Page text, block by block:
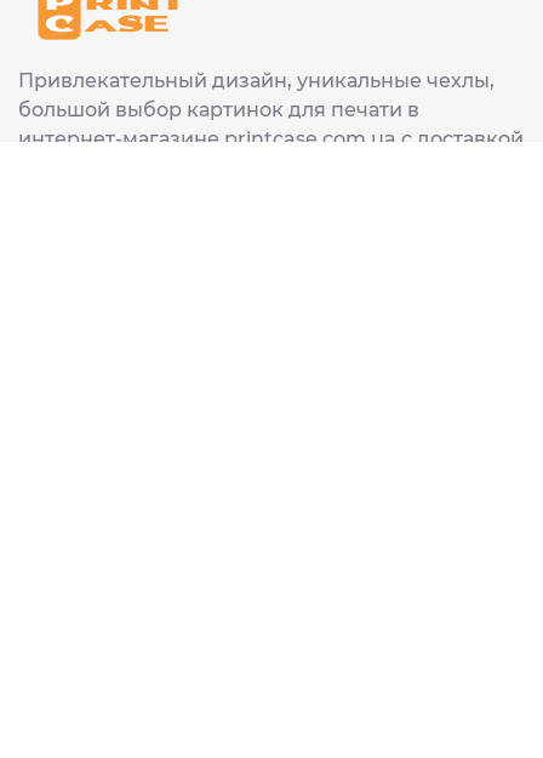
Привлекательный дизайн, уникальные чехлы,
большой выбор картинок для печати в
интернет-магазине printcase.com.ua с доставкой